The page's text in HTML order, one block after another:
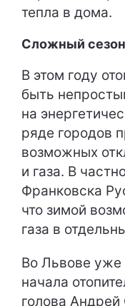
тепла в дома.
Сложный
В этом году
быть
на
ряде городов
возможных
и газа. В
Франковска
что зимой
газа в
Во Львове уже
начала
голова